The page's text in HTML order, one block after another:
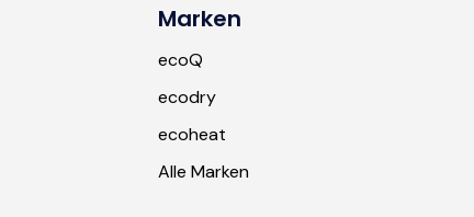
Marken
ecoQ
ecodry
ecoheat
Alle Marken